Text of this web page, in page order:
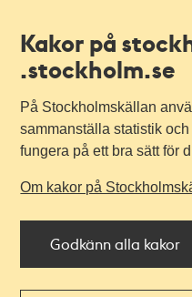
Kakor på
.stockholm.se
På Stockholmskällan
sammanställa statistik
fungera på ett bra sätt för
Om kakor på
Godkänn alla kakor